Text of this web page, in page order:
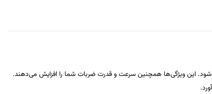
این ویژگی‌ها همچنین سرعت و قدرت ضربات شما را افزایش می‌دهند.